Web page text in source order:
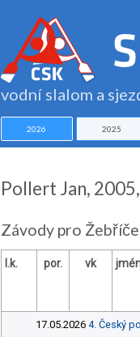
vodní slalom a
2026 2025
Pollert Jan,
Závody pro
l.k. por. vk
17.05.2026 4. Český